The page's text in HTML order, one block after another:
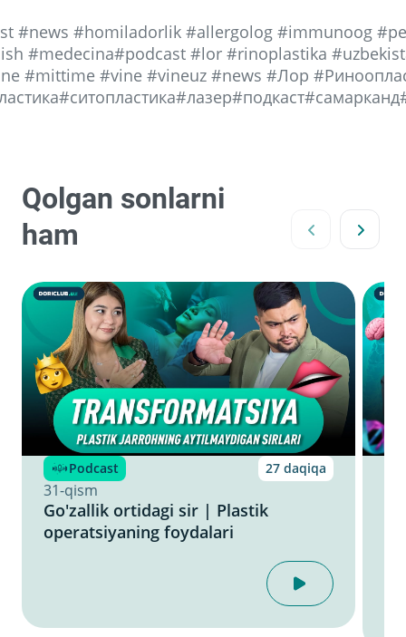
#news #homiladorlik #allergolog #immunoog
#medecina#podcast #lor #rinoplastika
#mittime #vine #vineuz #news #Лор
Qolgan sonlarni
ham
Podcast 27 daqiqa
31-qism
Go'zallik ortidagi sir | Plastik
operatsiyaning foydalari